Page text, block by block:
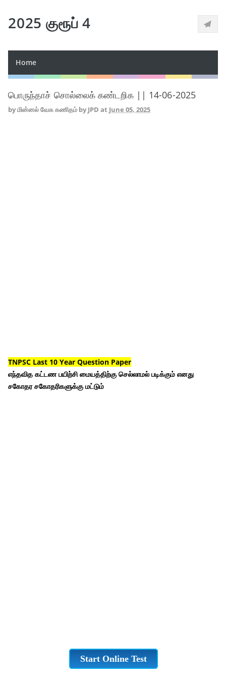
2025 குரூப் 4
Home
பொருந்தாச் சொல்லைக் கண்டறிக || 14-06-2025
byமின்னல் வேக கணிதம் by JPD at June 05, 2025
TNPSC Last 10 Year Question Paper
எந்தவித கட்டண பயிற்சி மையத்திற்கு செல்லாமல் படிக்கும் எனது
சகோதர சகோதரிகளுக்கு மட்டும்
Start Online Test